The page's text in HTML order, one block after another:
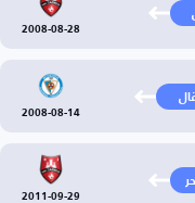
2008-08-28
2008-08-14
2011-09-29